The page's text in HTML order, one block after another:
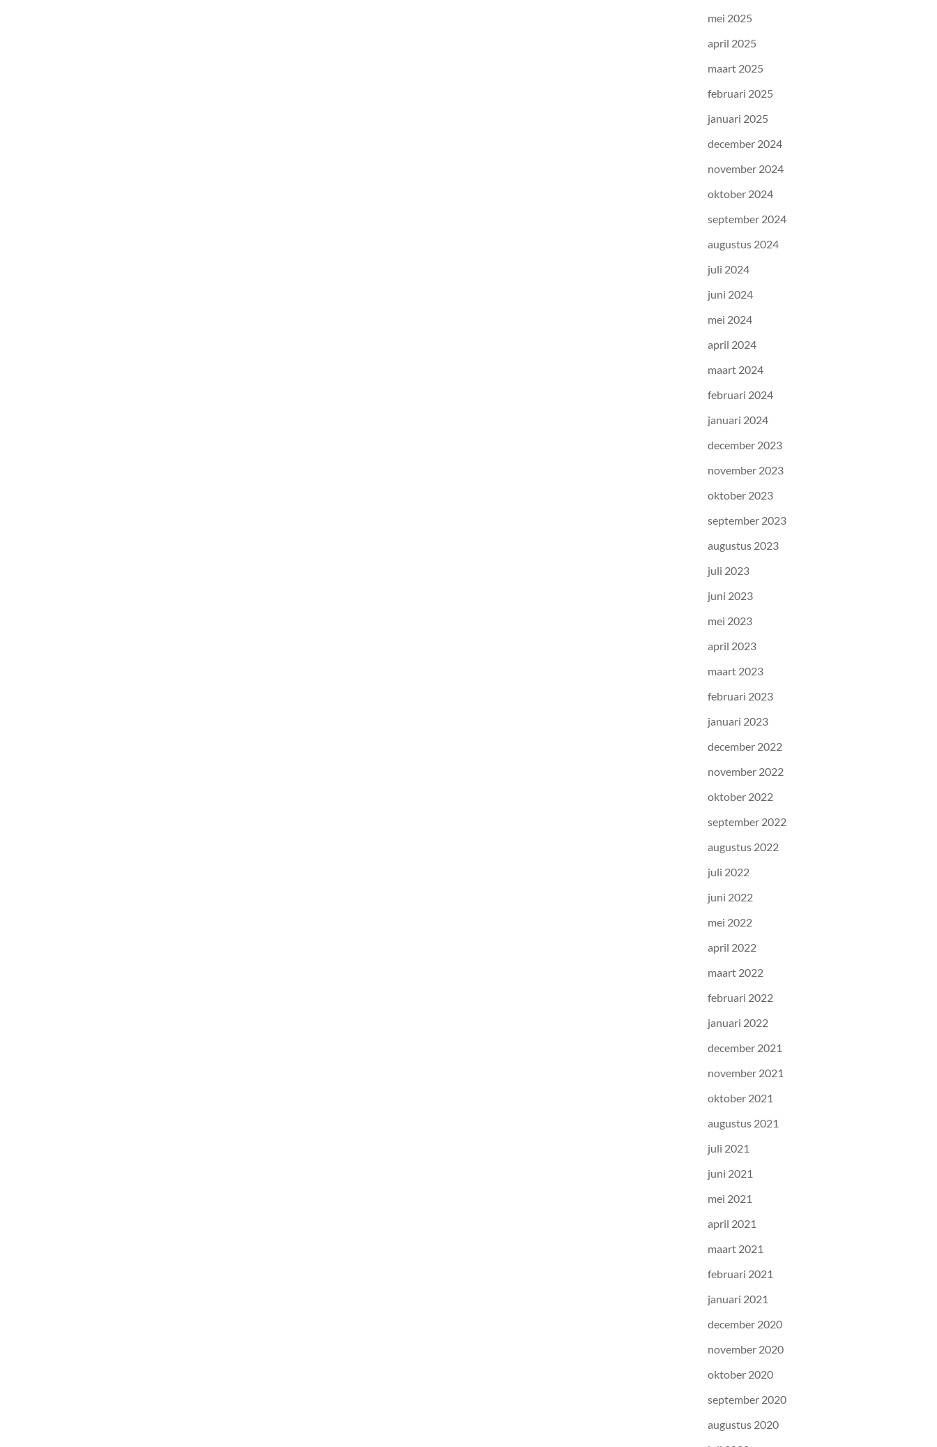
mei 2025
april 2025
maart 2025
februari 2025
januari 2025
december 2024
november 2024
oktober 2024
september 2024
augustus 2024
juli 2024
juni 2024
mei 2024
april 2024
maart 2024
februari 2024
januari 2024
december 2023
november 2023
oktober 2023
september 2023
augustus 2023
juli 2023
juni 2023
mei 2023
april 2023
maart 2023
februari 2023
januari 2023
december 2022
november 2022
oktober 2022
september 2022
augustus 2022
juli 2022
juni 2022
mei 2022
april 2022
maart 2022
februari 2022
januari 2022
december 2021
november 2021
oktober 2021
augustus 2021
juli 2021
juni 2021
mei 2021
april 2021
maart 2021
februari 2021
januari 2021
december 2020
november 2020
oktober 2020
september 2020
augustus 2020